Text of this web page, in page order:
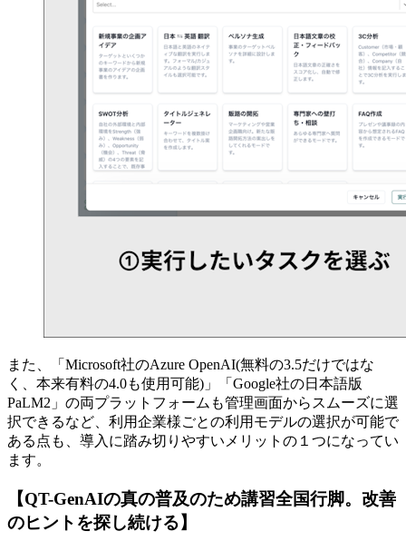
また、「Microsoft社のAzure OpenAI(無料の3.5だけではな
く、本来有料の4.0も使用可能)」「Google社の日本語版
PaLM2」の両プラットフォームも管理画面からスムーズに選
択できるなど、利用企業様ごとの利用モデルの選択が可能で
ある点も、導入に踏み切りやすいメリットの１つになってい
ます。
【QT-GenAIの真の普及のため講習全国行脚。改善
のヒントを探し続ける】